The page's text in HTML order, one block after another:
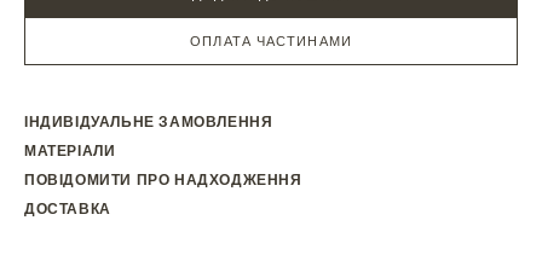
ОПЛАТА ЧАСТИНАМИ
ІНДИВІДУАЛЬНЕ ЗАМОВЛЕННЯ
МАТЕРІАЛИ
ПОВІДОМИТИ ПРО НАДХОДЖЕННЯ
ДОСТАВКА